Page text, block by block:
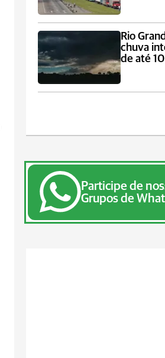
Rio
chuva
de até
Participe de
Grupos de